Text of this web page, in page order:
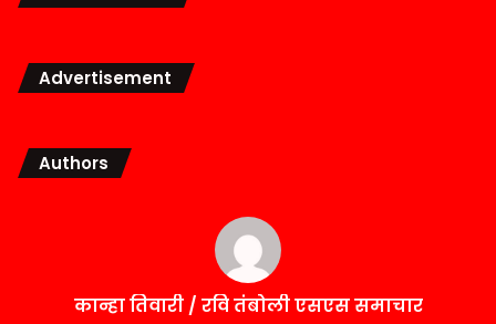
Advertisement
Authors
कान्हा तिवारी / रवि तंबोली एसएस समाचार